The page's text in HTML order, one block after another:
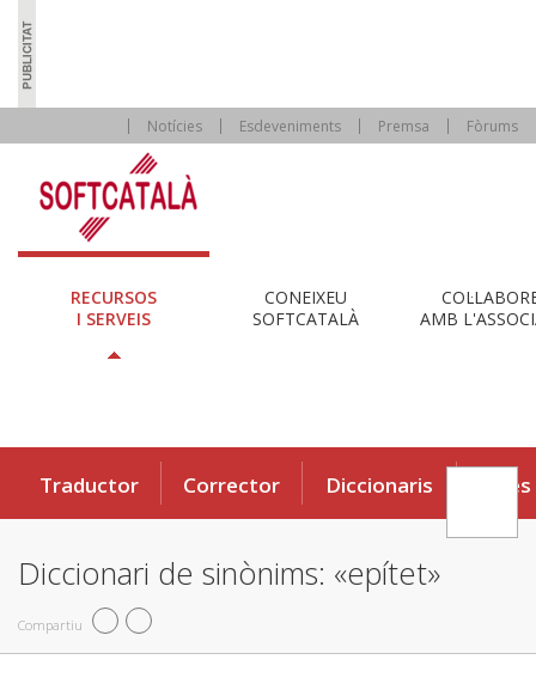
Notícies Esdeveniments Premsa Fòrums
RECURSOS
I SERVEIS
CONEIXEU
SOFTCATALÀ
AMB
Traductor Corrector Diccionaris Eines
Diccionari de sinònims: «epítet»
Compartiu